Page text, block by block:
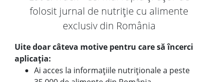
folosit jurnal de nutriție cu alimente
exclusiv din România
Uite doar câteva motive pentru care să încerci
aplicația:
Ai acces la informațiile nutriționale a peste